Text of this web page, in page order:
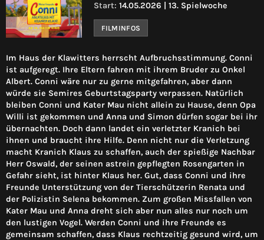
Start: 14.05.2026 | 13. Spielwoche
FILMINFOS
Im Haus der Klawitters herrscht Aufbruchsstimmung. Conni
ist aufgeregt. Ihre Eltern fahren mit ihrem Bruder zu Onkel
Albert. Conni wäre nur zu gerne mitgefahren, aber dann
würde sie Semires Geburtstagsparty verpassen. Natürlich
bleiben Conni und Kater Mau nicht allein zu Hause, denn Opa
Willi ist gekommen und Anna und Simon dürfen sogar bei ihr
übernachten. Doch dann landet ein verletzter Kranich bei
ihnen und braucht ihre Hilfe. Denn nicht nur die Verletzung
macht Kranich Klaus zu schaffen, auch der spießige Nachbar
Herr Oswald, der seinen astrein gepflegten Rosengarten in
Gefahr sieht, ist hinter Klaus her. Gut, dass Conni und ihre
Freunde Unterstützung von der Tierschützerin Renata und
der Polizistin Selena bekommen. Zum großen Missfallen von
Kater Mau und Anna dreht sich aber nun alles nur noch um
den lustigen Vogel. Werden Conni und ihre Freunde es
gemeinsam schaffen, dass Klaus rechtzeitig gesund wird, um